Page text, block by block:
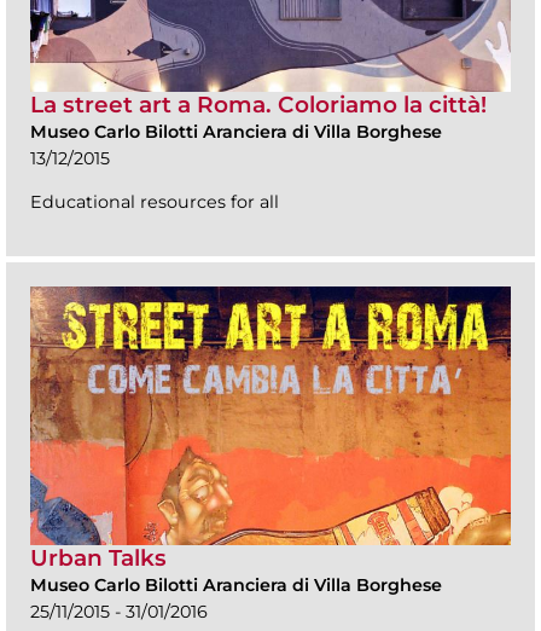
La street art a Roma. Coloriamo la città!
Museo Carlo Bilotti Aranciera di Villa Borghese
13/12/2015
Educational resources for all
Urban Talks
Museo Carlo Bilotti Aranciera di Villa Borghese
25/11/2015 - 31/01/2016